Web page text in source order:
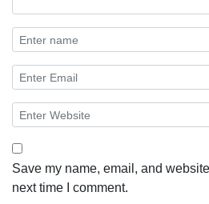
Save my name, email, and
next time I comment.